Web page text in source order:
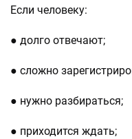
Если человеку:
● долго отвечают;
● сложно
● нужно разбираться;
● приходится ждать;